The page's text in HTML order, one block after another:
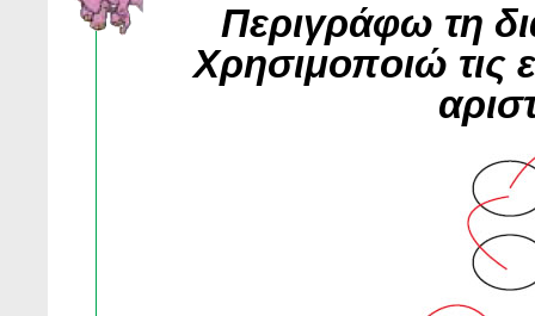
Περιγράφω τη
Χρησιμοποιώ τις